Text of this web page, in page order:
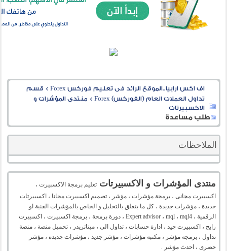
اف اكس ارابيا..الموقع الرائد فى تعليم فوركس Forex > قسم
تداول العملات العام (الفوركس) Forex
> منتدى المؤشرات و
الاكسبيرتات
طلب مساعدة
الملاحظات
منتدى المؤشرات و الاكسبيرتات تعليم برمجة الاكسبيرت ،
اكسبيرت مجانى ، برمجة مؤشرات ، مؤشر ، تصميم اكسبيرت مجانا ، اكسبيرتات
جديدة ، مؤشرات جديدة ، كل ما يتعلق بالتحليل و الخاص بالمؤشرات الفنية او
الرقمية ، Expert advisor ، mql ، mql4 ، دورة برمجة ، برمجة اكسبيرت ، اكسبيرت
رابح ، اكسبيرت جيد ، ادارة حسابات ، تداول الى ، ميتاتريدر ، تحميل منصة ، منصة
تداول ، برمجة مؤشر ، مكتبة مؤشرات ، مؤشر جديد ، مؤشرات جديدة ، مؤشر
حصرى ، احدث مؤشر .